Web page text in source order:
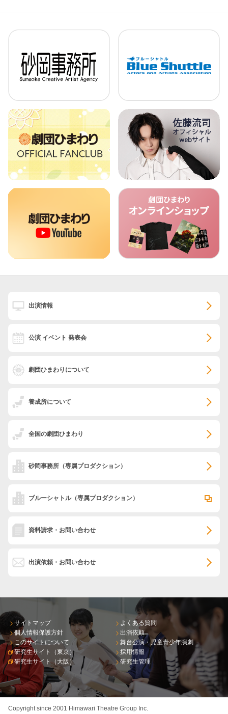
出演情報
公演 イベント 発表会
劇団ひまわりについて
養成所について
全国の劇団ひまわり
砂岡事務所 （専属プロダクション）
ブルーシャトル（専属プロダクション）
資料請求・お問い合わせ
出演依頼・お問い合わせ
サイトマップ
個人情報保護方針
このサイトについて
研究生サイト（東京）
研究生サイト（大阪）
よくある質問
出演依頼
舞台公演・児童青少年演劇
採用情報
研究生管理
Copyright since 2001 Himawari Theatre Group Inc.